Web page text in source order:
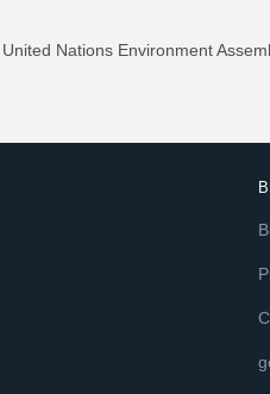
United Nations Environment